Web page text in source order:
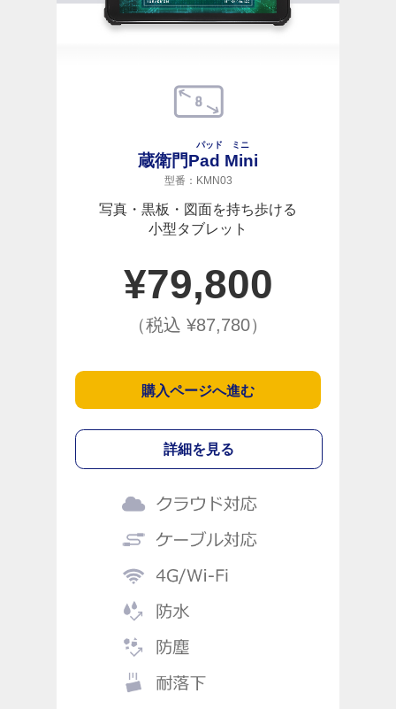
蔵衛門Pad Mini
パッド ミニ
型番：KMN03
写真・黒板・図面を持ち歩ける
小型タブレット
¥79,800
（税込 ¥87,780）
購入ページへ進む
詳細を見る